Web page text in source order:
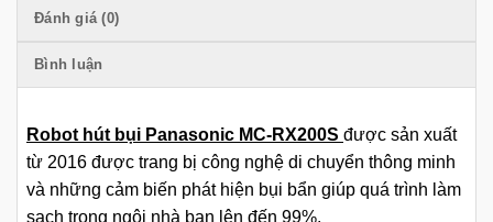
Đánh giá (0)
Bình luận
Robot hút bụi Panasonic MC-RX200S được sản xuất
từ 2016 được trang bị công nghệ di chuyển thông minh
và những cảm biến phát hiện bụi bẩn giúp quá trình làm
sạch trong ngôi nhà bạn lên đến 99%.